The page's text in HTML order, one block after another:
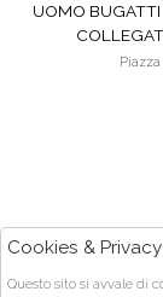
UOMO BUGATTI
Cookies & Privacy
Questo sito si avvale di